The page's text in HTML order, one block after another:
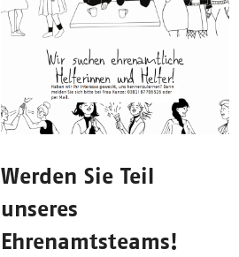
Werden Sie Teil
unseres
Ehrenamtsteams!